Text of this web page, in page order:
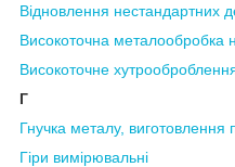
Відновлення нестандартних
Високоточна металообробка
Високоточне
Г
Гнучка металу, виготовлення
Гіри вимірювальні